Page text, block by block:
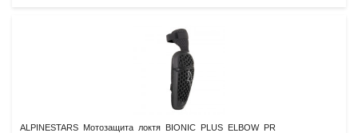
ALPINESTARS Мотозащита локтя BIONIC PLUS ELBOW PR